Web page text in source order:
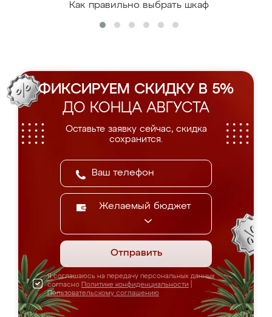
Как правильно выбрать шкаф
ФИКСИРУЕМ СКИДКУ В 5%
ДО КОНЦА АВГУСТА
Оставьте заявку сейчас, скидка
сохранится.
Желаемый бюджет
Отправить
Я соглашаюсь на передачу персональных данных
согласно Политике конфиденциальности
Пользовательскому соглашению